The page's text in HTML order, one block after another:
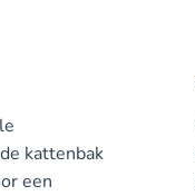
kattenbak
een